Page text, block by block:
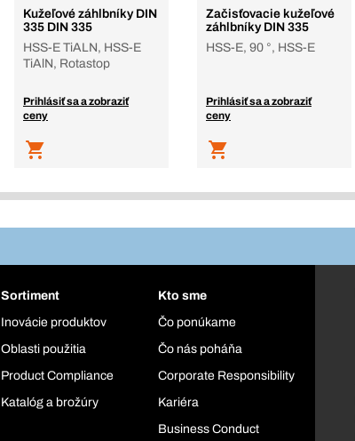
Kužeľové záhlbníky DIN
335 DIN 335
HSS-E TiALN, HSS-E
TiAlN, Rotastop
Prihlásiť sa a zobraziť
ceny
Začisťovacie kužeľové
záhlbníky DIN 335
HSS-E, 90 °, HSS-E
Prihlásiť sa a zobraziť
ceny
Sortiment
Inovácie produktov
Oblasti použitia
Product Compliance
Katalóg a brožúry
Kto sme
Čo ponúkame
Čo nás poháňa
Corporate Responsibility
Kariéra
Business Conduct